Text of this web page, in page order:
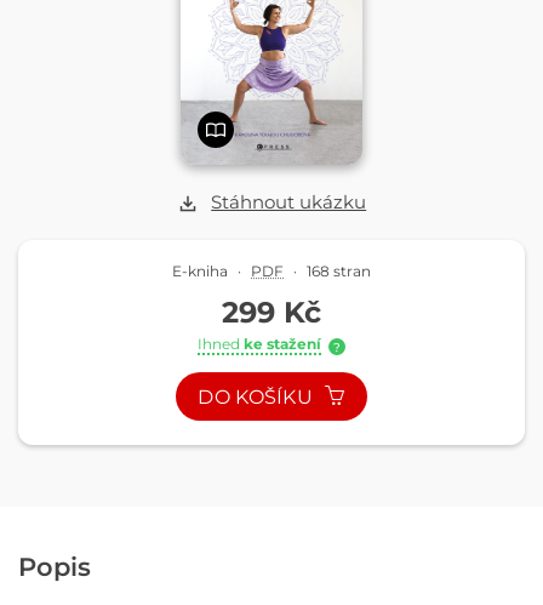
Stáhnout ukázku
E-kniha · PDF · 168 stran
299 Kč
Ihned ke stažení ?
DO KOŠÍKU
Popis